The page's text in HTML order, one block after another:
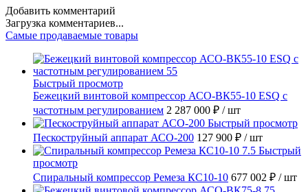
Добавить комментарий
Загрузка комментариев...
Самые продаваемые товары
Быстрый просмотр
Бежецкий винтовой компрессор АСО-ВК55-10 ESQ с
частотным регулированием 2 287 000 ₽ / шт
Быстрый просмотр
Пескоструйный аппарат АСО-200 127 900 ₽ / шт
Быстрый
просмотр
Спиральный компрессор Ремеза КС10-10 677 002 ₽ / шт